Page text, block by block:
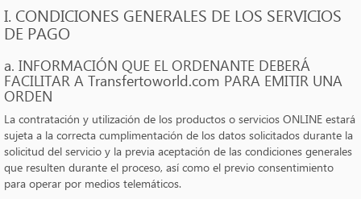
I. CONDICIONES GENERALES DE LOS SERVICIOS
DE PAGO
a. INFORMACIÓN QUE EL ORDENANTE DEBERÁ
FACILITAR A Transfertoworld.com PARA EMITIR UNA
ORDEN
La contratación y utilización de los productos o servicios ONLINE estará
sujeta a la correcta cumplimentación de los datos solicitados durante la
solicitud del servicio y la previa aceptación de las condiciones generales
que resulten durante el proceso, así como el previo consentimiento
para operar por medios telemáticos.